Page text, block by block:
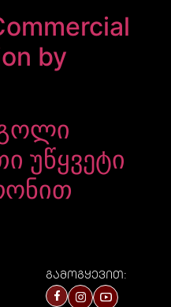
by
უწყვეტი
გამოგყევით: